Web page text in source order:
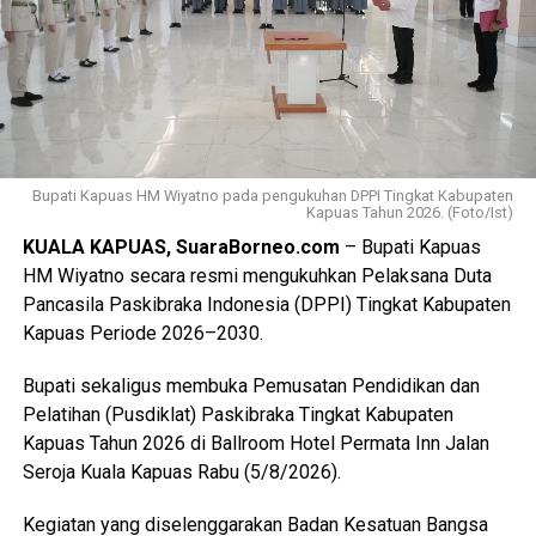
diberangkatkan menuju Bumi Perkemahan dan Graha
Wisata (Buperta) Cibubur Jakarta, untuk mengikuti agenda
Jamnas pada 13–23 Agustus 2026.
“Mereka akan bergabung dengan Pramuka Penggalang se-
Indonesia menurut informasi juga hadir Pramuka se-Asia
Tenggara. Ini merupakan hal positif bagi perkembangan
anak-anak terutama duta Pramuka Kabupaten Kapuas,”
ujarnya. (Ujg/SB)
Views: 6
Bagikan ke
WhatsApp 0 Facebook 0
Messenger 0 Twitter/X
Bupati Kapuas HM Wiyatno pada pengukuhan DPPI Tingkat Kabupaten
Kapuas Tahun 2026. (Foto/Ist)
KUALA KAPUAS, SuaraBorneo.com – Bupati Kapuas
HM Wiyatno secara resmi mengukuhkan Pelaksana Duta
Pancasila Paskibraka Indonesia (DPPI) Tingkat Kabupaten
Kapuas Periode 2026–2030.
Bupati sekaligus membuka Pemusatan Pendidikan dan
Pelatihan (Pusdiklat) Paskibraka Tingkat Kabupaten
Kapuas Tahun 2026 di Ballroom Hotel Permata Inn Jalan
Seroja Kuala Kapuas Rabu (5/8/2026).
Kegiatan yang diselenggarakan Badan Kesatuan Bangsa